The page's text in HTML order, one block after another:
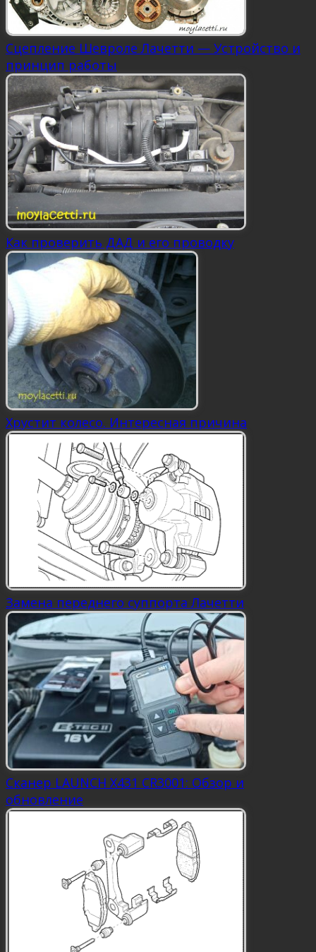
Сцепление Шевроле Лачетти — Устройство и
принцип работы
Как проверить ДАД и его проводку
Хрустит колесо. Интересная причина
Замена переднего суппорта Лачетти
Сканер LAUNCH X431 CR3001: Обзор и
обновление